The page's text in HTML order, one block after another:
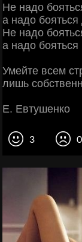
Не надо
а надо
Не надо
а надо
Умейте всем
лишь
Е. Евтушенко
3 0